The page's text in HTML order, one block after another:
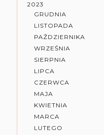
2023
GRUDNIA
LISTOPADA
PAŹDZIERNIKA
WRZEŚNIA
SIERPNIA
LIPCA
CZERWCA
MAJA
KWIETNIA
MARCA
LUTEGO